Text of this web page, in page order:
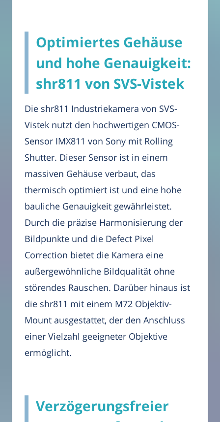
Optimiertes Gehäuse
und hohe Genauigkeit:
shr811 von SVS-Vistek
Die shr811 Industriekamera von SVS-
Vistek nutzt den hochwertigen CMOS-
Sensor IMX811 von Sony mit Rolling
Shutter. Dieser Sensor ist in einem
massiven Gehäuse verbaut, das
thermisch optimiert ist und eine hohe
bauliche Genauigkeit gewährleistet.
Durch die präzise Harmonisierung der
Bildpunkte und die Defect Pixel
Correction bietet die Kamera eine
außergewöhnliche Bildqualität ohne
störendes Rauschen. Darüber hinaus ist
die shr811 mit einem M72 Objektiv-
Mount ausgestattet, der den Anschluss
einer Vielzahl geeigneter Objektive
ermöglicht.
Verzögerungsfreier